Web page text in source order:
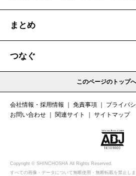
まとめ
つなぐ
このページのトップへ
会社情報・採用情報 免責事項 プライバ
お問い合わせ
関連サイト サイトマップ
Copyright © SHINCHOSHA All Rights Reserved.
すべての画像・データについて無断使用・無断転載を禁止しま